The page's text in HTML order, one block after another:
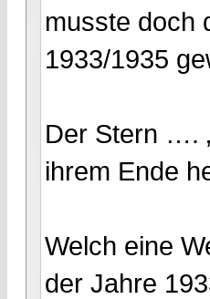
musste doch
1933/1935
Der Stern ….
ihrem Ende
Welch eine
der Jahre